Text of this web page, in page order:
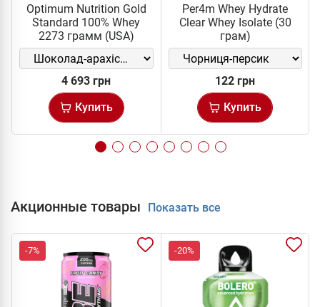
Optimum Nutrition Gold
Standard 100% Whey
2273 грамм (USA)
4 693 грн
Купить
Per4m Whey Hydrate
Clear Whey Isolate (30
грам)
122 грн
Купить
Акционные товары Показать все
-7% -20%